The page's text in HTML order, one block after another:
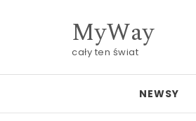
MyWay
cały ten świat
NEWSY